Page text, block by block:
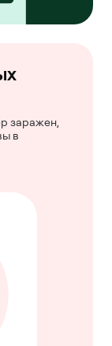
заражен,
в